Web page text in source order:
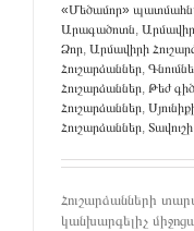
«Մեծամոր»
Արագածոտն Արմավիր
Ձոր Արմավիրի
Հուշարձաններ
Հուշարձաններ Թեժ գիծ
Հուշարձաններ
Հուշարձաններ
Հուշարձանների
կանխարգելիչ